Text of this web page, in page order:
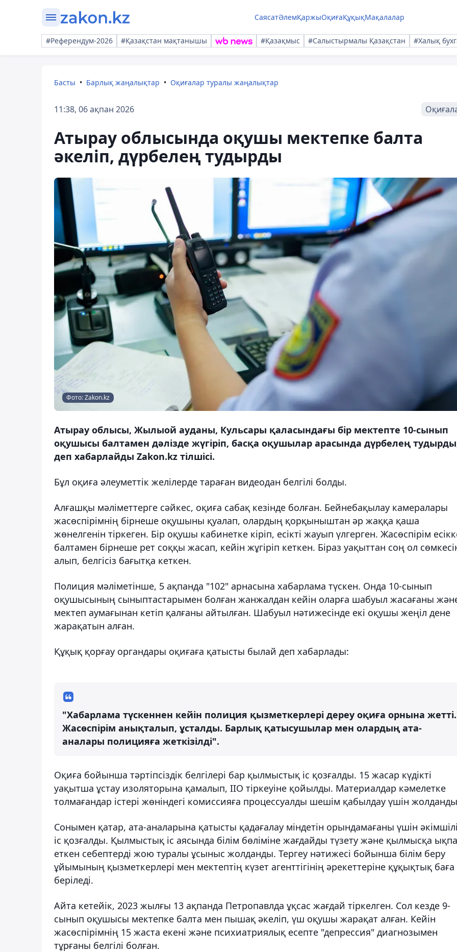
СаясатӘлемҚаржыОқиғаҚұқықМақалалар
#Референдум-2026 #Қазақстан мақтанышы #Қазақмыс #Салыстырмалы Қазақстан #Халық
Басты Барлық жаңалықтар Оқиғалар туралы жаңалықтар
11:38, 06 ақпан 2026
Атырау облысында оқушы мектепке балта
әкеліп, дүрбелең тудырды
Фото: Zakon.kz
Атырау облысы, Жылыой ауданы, Кульсары қаласындағы бір мектепте 10-сынып
оқушысы балтамен дәлізде жүгіріп, басқа оқушылар арасында дүрбелең
деп хабарлайды Zakon.kz тілшісі.
Бұл оқиға әлеуметтік желілерде тараған видеодан белгілі болды.
Алғашқы мәліметтерге сәйкес, оқиға сабақ кезінде болған. Бейнебақылау камералары
жасөспірімнің бірнеше оқушыны қуалап, олардың қорқыныштан әр жаққа қаша
жөнелгенін тіркеген. Бір оқушы кабинетке кіріп, есікті жауып үлгерген. Жасөспірім
балтамен бірнеше рет соққы жасап, кейін жұгіріп кеткен. Біраз уақыттан соң ол
алып, белгісіз бағытқа кеткен.
Полиция мәліметінше, 5 ақпанда "102" арнасына хабарлама түскен. Онда 10-сынып
оқушысының сыныптастарымен болған жанжалдан кейін оларға шабуыл жасағаны
мектеп аумағынан кетіп қалғаны айтылған. Шабуыл нәтижесінде екі оқушы жеңіл дене
жарақатын алған.
Құқық қорғау органдары оқиғаға қатысты былай деп хабарлады:
"Хабарлама түскеннен кейін полиция қызметкерлері дереу оқиға орнына жетті.
Жасөспірім анықталып, ұсталды. Барлық қатысушылар мен олардың ата-
аналары полицияға жеткізілді".
Оқиға бойынша тәртіпсіздік белгілері бар қылмыстық іс қозғалды. 15 жасар күдікті
уақытша ұстау изоляторына қамалып, ІІО тіркеуіне қойылды. Материалдар кәмелетке
толмағандар істері жөніндегі комиссияға процессуалды шешім қабылдау үшін
Сонымен қатар, ата-аналарына қатысты қадағалау міндетін орындамағаны үшін
іс қозғалды. Қылмыстық іс аясында білім бөліміне жағдайды түзету және қылмысқа
еткен себептерді жою туралы ұсыныс жолданды. Тергеу нәтижесі бойынша білім беру
ұйымының қызметкерлері мен мектептің күзет агенттігінің әрекеттеріне құқықтық баға
беріледі.
Айта кетейік, 2023 жылғы 13 ақпанда Петропавлда ұқсас жағдай тіркелген. Сол кезде 9-
сынып оқушысы мектепке балта мен пышақ әкеліп, үш оқушы жарақат алған. Кейін
жасөспірімнің 15 жаста екені және психиатриялық есепте "депрессия" диагнозымен
тұрғаны белгілі болған.